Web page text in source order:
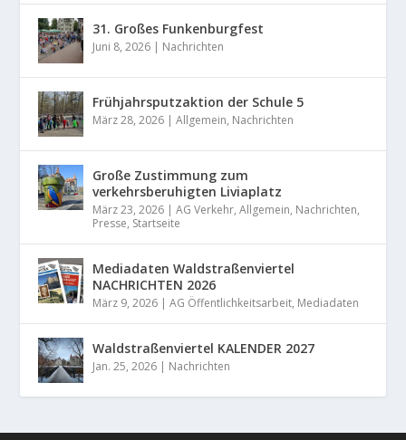
31. Großes Funkenburgfest
Juni 8, 2026 | Nachrichten
Frühjahrsputzaktion der Schule 5
März 28, 2026 |Allgemein, Nachrichten
Große Zustimmung zum
verkehrsberuhigten Liviaplatz
März 23, 2026 |AG Verkehr,Allgemein, Nachrichten,
Presse, Startseite
Mediadaten Waldstraßenviertel
NACHRICHTEN 2026
März 9, 2026 |AG Öffentlichkeitsarbeit, Mediadaten
Waldstraßenviertel KALENDER 2027
Jan. 25, 2026 | Nachrichten